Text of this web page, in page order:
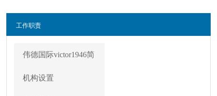
工作职责
伟德国际victor1946简
介
机构设置